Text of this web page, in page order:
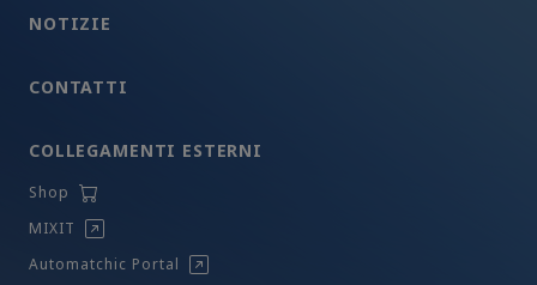
NOTIZIE
CONTATTI
COLLEGAMENTI ESTERNI
Shop
MIXIT
Automatchic Portal